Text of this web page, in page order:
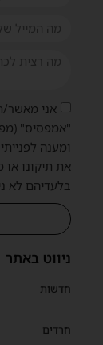
ניווט באתר
חדשות
חרדים
אני מאשר/
"אמפסיס"
ומענה
את תיקונו
בלעדיהם לא